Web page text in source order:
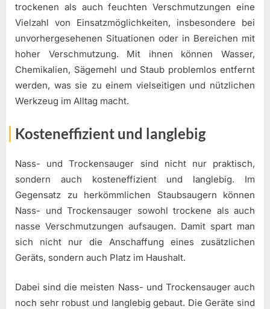
trockenen als auch feuchten Verschmutzungen eine
Vielzahl von Einsatzmöglichkeiten, insbesondere bei
unvorhergesehenen Situationen oder in Bereichen mit
hoher Verschmutzung. Mit ihnen können Wasser,
Chemikalien, Sägemehl und Staub problemlos entfernt
werden, was sie zu einem vielseitigen und nützlichen
Werkzeug im Alltag macht.
Kosteneffizient und langlebig
Nass- und Trockensauger sind nicht nur praktisch,
sondern auch kosteneffizient und langlebig. Im
Gegensatz zu herkömmlichen Staubsaugern können
Nass- und Trockensauger sowohl trockene als auch
nasse Verschmutzungen aufsaugen. Damit spart man
sich nicht nur die Anschaffung eines zusätzlichen
Geräts, sondern auch Platz im Haushalt.
Dabei sind die meisten Nass- und Trockensauger auch
noch sehr robust und langlebig gebaut. Die Geräte sind